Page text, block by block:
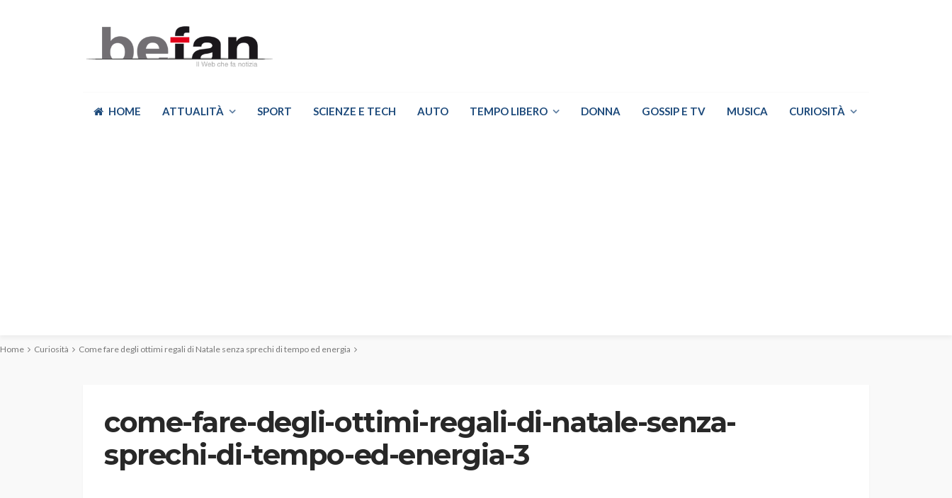
HOME ATTUALITÀ SPORT SCIENZE E TECH AUTO TEMPO LIBERO DONNA GOSSIP E TV MUSICA CURIOSITÀ
Home Curiosità Come fare degli ottimi regali di Natale senza sprechi di tempo ed energia
come-fare-degli-ottimi-regali-di-natale-senza-
sprechi-di-tempo-ed-energia-3